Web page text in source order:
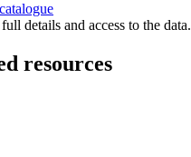
details and access to the data.
resources